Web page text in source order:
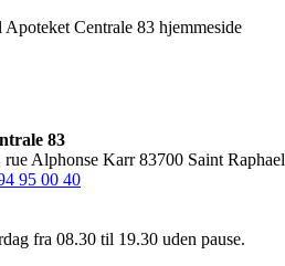
Centrale 83 hjemmeside
83
rue Alphonse Karr 83700 Saint Raphael
95 00 40
fra 08.30 til 19.30 uden pause.